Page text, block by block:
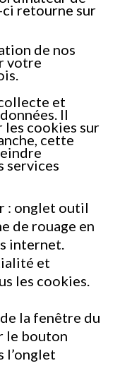
retourne sur
de nos
votre
et
Il
cookies sur
cette
services
: onglet outil
de rouage en
internet.
et
les cookies.
la fenêtre du
le bouton
l’onglet